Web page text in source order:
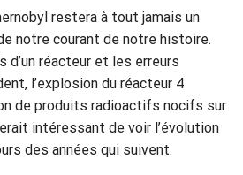
restera à tout jamais un
notre courant de notre histoire.
d’un réacteur et les erreurs
l’explosion du réacteur 4
de produits radioactifs nocifs sur
intéressant de voir l’évolution
des années qui suivent.